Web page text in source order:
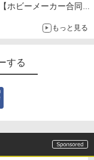
ホビーメーカー合同展
もっと見る
する